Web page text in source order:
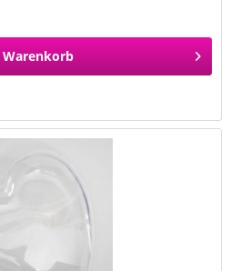
Warenkorb